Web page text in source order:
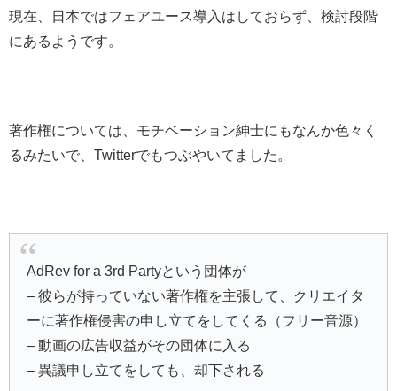
現在、日本ではフェアユース導入はしておらず、検討段階
にあるようです。
著作権については、モチベーション紳士にもなんか色々く
るみたいで、Twitterでもつぶやいてました。
AdRev for a 3rd Partyという団体が
– 彼らが持っていない著作権を主張して、クリエイタ
ーに著作権侵害の申し立てをしてくる（フリー音源）
– 動画の広告収益がその団体に入る
– 異議申し立てをしても、却下される